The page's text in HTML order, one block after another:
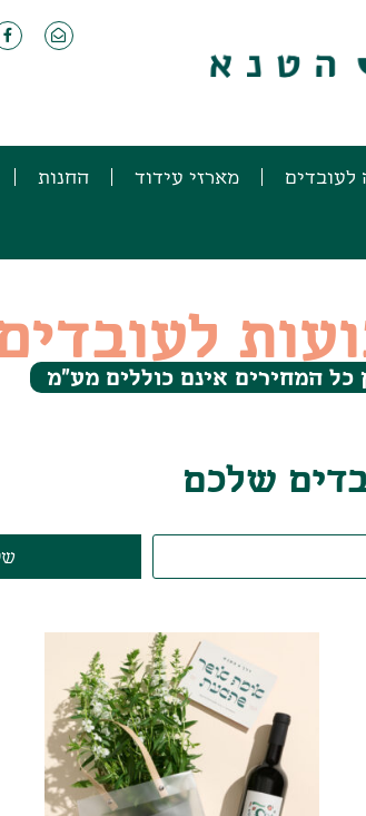
מארזי עידוד החנות
כל המחירים אינם כוללים מע"מ
שלכם